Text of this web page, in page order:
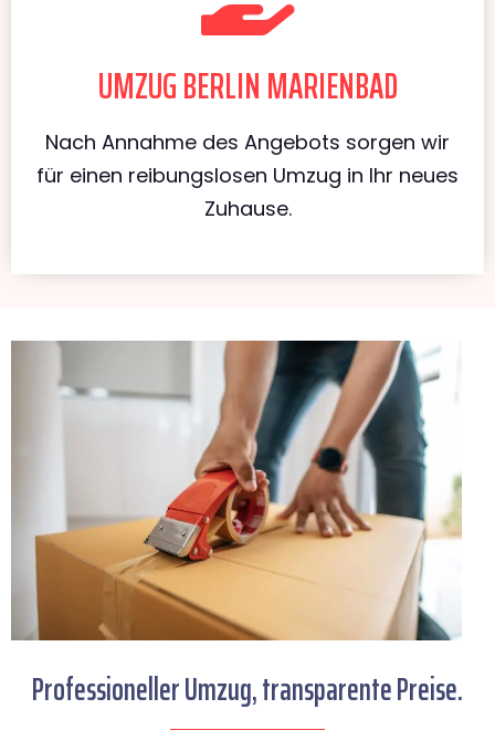
UMZUG BERLIN MARIENBAD
Nach Annahme des Angebots sorgen wir
für einen reibungslosen Umzug in Ihr neues
Zuhause.
Professioneller Umzug, transparente Preise.